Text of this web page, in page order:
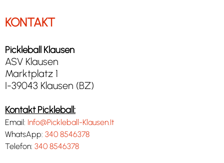
KONTAKT
Pickleball Klausen
ASV Klausen
Marktplatz 1
I-39043 Klausen (BZ)
Kontakt Pickleball:
Email: Info@Pickleball-Klausen.It
WhatsApp: 340 8546378
Telefon: 340 8546378